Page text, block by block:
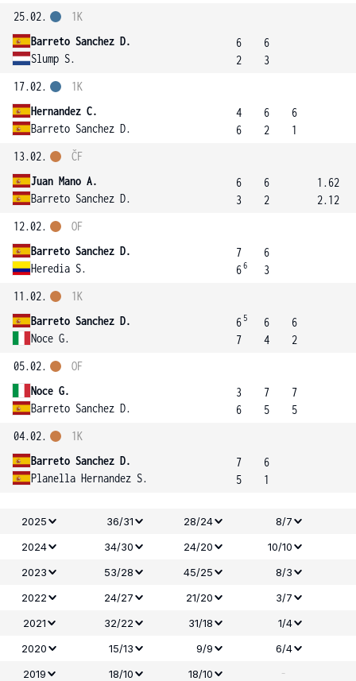
25.02.
Barreto Sanchez D.
Slump S.
1K
6
2
6
3
17.02.
Hernandez C.
Barreto Sanchez D.
1K
4
6
6
2
6
1
13.02.
Juan Mano A.
Barreto Sanchez D.
ČF
6
3
6
2
1.62
2.12
12.02.
Barreto Sanchez D.
Heredia S.
OF
7
66
6
3
11.02.
Barreto Sanchez D.
Noce G.
1K
6 5
7
6
4
6
2
05.02.
Noce G.
Barreto Sanchez D.
OF
3
6
7
5
7
5
04.02.
Barreto Sanchez D.
Planella Hernandez S.
1K
7
5
6
1
2025 36/31 28/24
8/7
2024
34/30 24/20
10/10
2023
53/28 45/25
8/3
2022
24/27 21/20
3/7
2021
32/22 31/18
1/4
2020
15/13 9/9
6/4
2019
18/10 18/10 -